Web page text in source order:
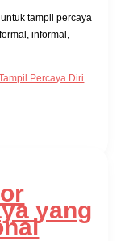
tampil percaya
informal,
Percaya Diri
yang